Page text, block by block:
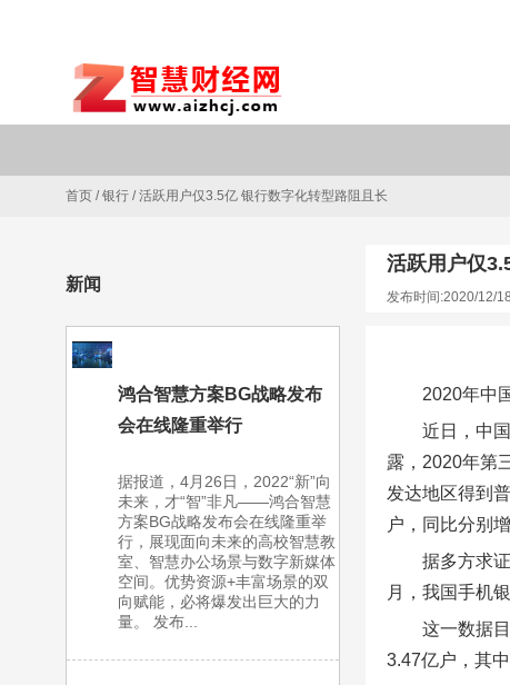
首页 /银行 /活跃用户仅3.5亿 银行数字化转型路阻且长
新闻
鸿合智慧方案BG战略发布
会在线隆重举行
据报道，4月26日，2022“新”向
未来，才“智”非凡——鸿合智慧
方案BG战略发布会在线隆重举
行，展现面向未来的高校智慧教
室、智慧办公场景与数字新媒体
空间。优势资源+丰富场景的双
向赋能，必将爆发出巨大的力
量。 发布...
活跃用户仅
发布时间:2020/12/18
2020年中
近日，中
露，2020年第
发达地区得到
户，同比分别
据多方求
月，我国手机
这一数据
3.47亿户，其